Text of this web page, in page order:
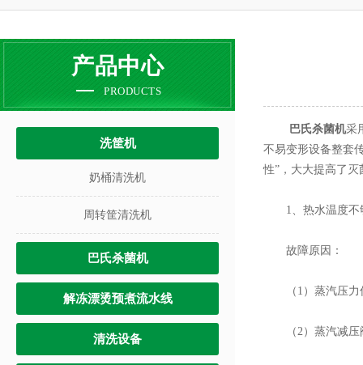
产品中心
PRODUCTS
洗筐机
奶桶清洗机
周转筐清洗机
巴氏杀菌机
解冻漂烫预煮流水线
清洗设备
巴氏杀菌机采
不易变形设备整套
性”，大大提高了
1、热水温度不
故障原因：
（1）蒸汽压力
（2）蒸汽减压